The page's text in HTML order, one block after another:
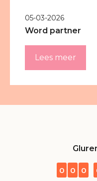
05-03-2026
Word partner
Lees meer
0 0 0